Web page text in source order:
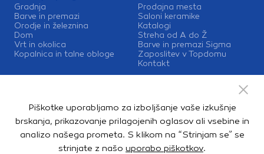
Gradnja
Barve in premazi
Orodje in železnina
Dom
Vrt in okolica
Kopalnica in talne obloge
Prodajna mesta
Saloni keramike
Katalogi
Streha od A do Ž
Barve in premazi Sigma
Zaposlitev v Topdomu
Kontakt
Mešalnice barv
Dostava
Piškotke uporabljamo za izboljšanje vaše izkušnje
brskanja, prikazovanje prilagojenih oglasov ali vsebine in
analizo našega prometa. S klikom na “Strinjam se” se
strinjate z našo uporabo piškotkov.